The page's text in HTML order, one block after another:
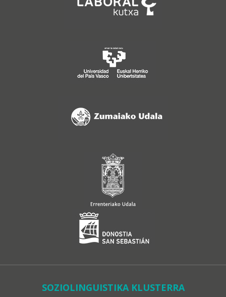
SOZIOLINGUISTIKA KLUSTERRA